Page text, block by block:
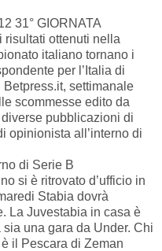
31° GIORNATA
risultati ottenuti nella
italiano tornano i
per l’Italia di
settimanale
scommesse edito da
pubblicazioni di
opinionista all’interno di
di Serie B
si è ritrovato d’ufficio in
Stabia dovrà
La Juvestabia in casa è
una gara da Under. Chi
il Pescara di Zeman